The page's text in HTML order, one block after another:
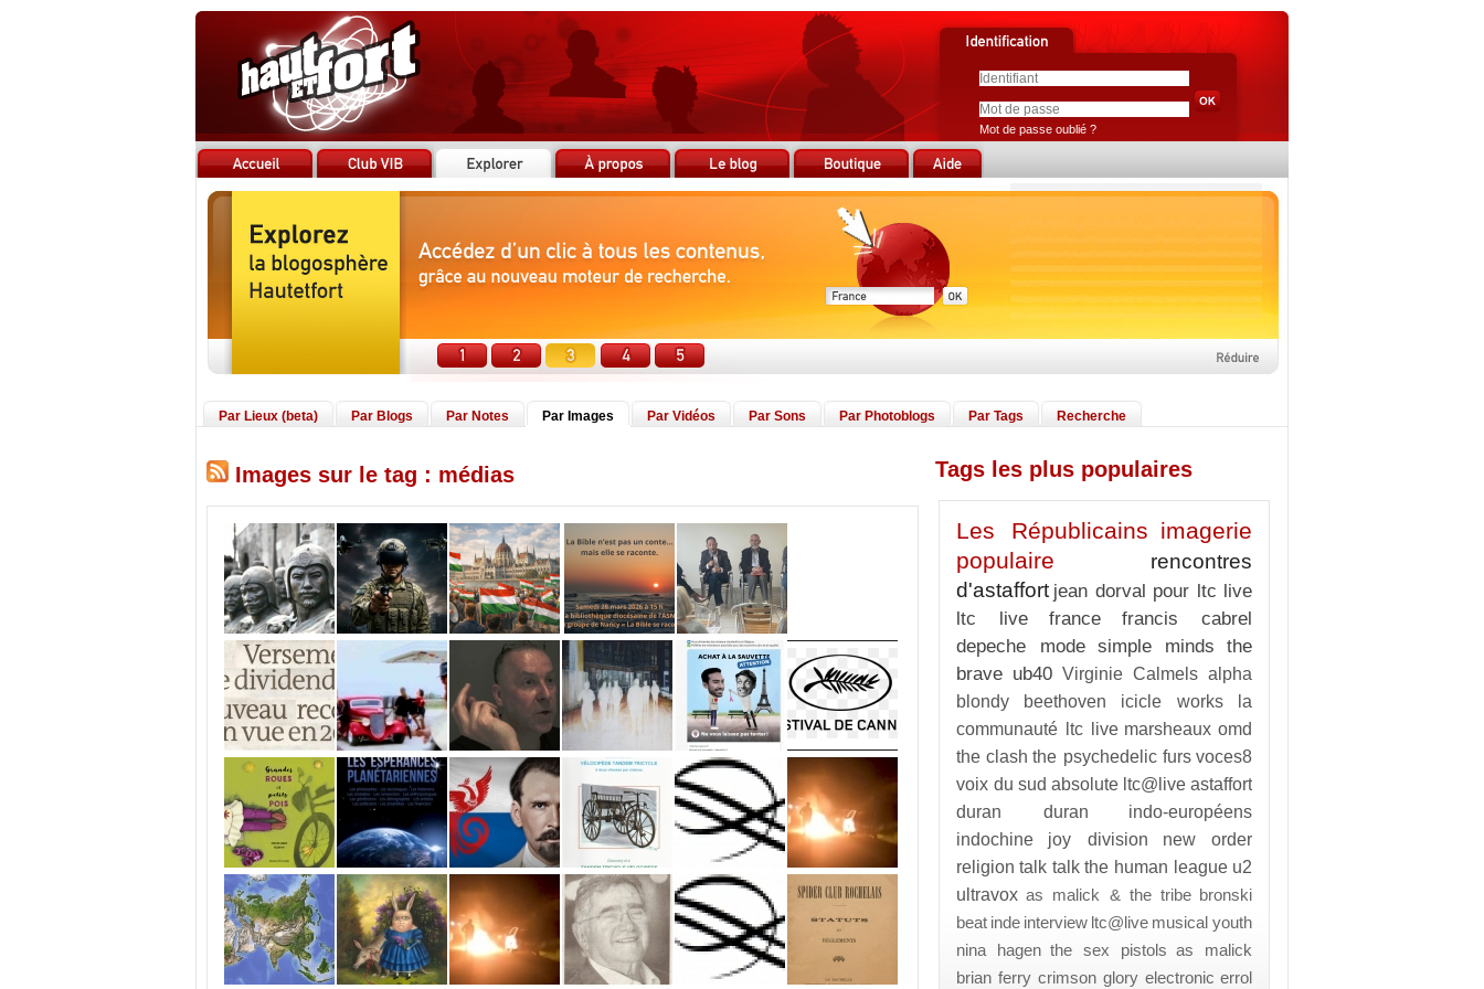
Mot de passe oublié ?
Par Lieux (beta) Par Blogs Par Notes Par Images Par Vidéos Par Sons Par Photoblogs Par Tags Recherche
Images sur le tag : médias Tags les plus populaires
Les Républicains imagerie
populaire
rencontres
d'astaffort jean dorval pour ltc live
ltc live
france
francis cabrel
depeche mode simple minds
the
brave ub40 Virginie Calmels alpha
blondy
beethoven icicle works
la
communauté ltc live marsheaux omd
the clash the psychedelic furs voces8
voix du sud absolute ltc@live astaffort
duran duran
indo-européens
indochine
joy division
new order
religion talk talk the human league u2
ultravox as malick & the tribe bronski
beat inde interview ltc@live musical youth
nina hagen the sex pistols as malick
brian ferry crimson glory electronic errol